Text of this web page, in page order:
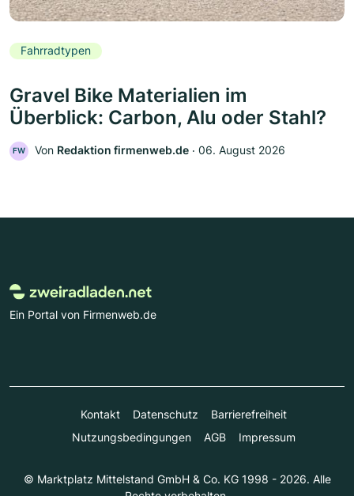
Fahrradtypen
Gravel Bike Materialien im
Überblick: Carbon, Alu oder Stahl?
FW Von Redaktion firmenweb.de ‧ 06. August 2026
Ein Portal von Firmenweb.de
Kontakt Datenschutz
Barrierefreiheit
Nutzungsbedingungen
AGB Impressum
© Marktplatz Mittelstand GmbH & Co. KG 1998 - 2026. Alle